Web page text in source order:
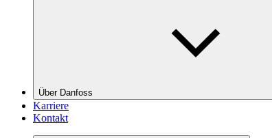
Über Danfoss
Karriere
Kontakt